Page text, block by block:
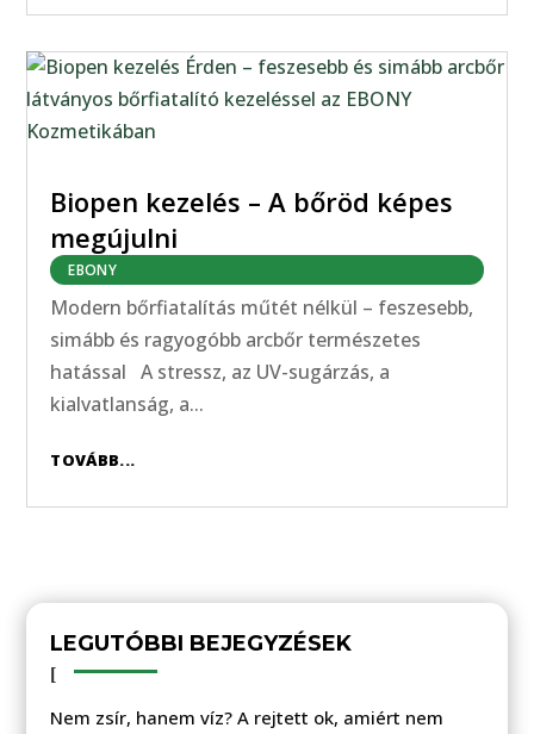
Biopen kezelés – A bőröd képes
megújulni
EBONY
Modern bőrfiatalítás műtét nélkül – feszesebb,
simább és ragyogóbb arcbőr természetes
hatással A stressz, az UV-sugárzás, a
kialvatlanság, a...
TOVÁBB...
LEGUTÓBBI BEJEGYZÉSEK
Nem zsír, hanem víz? A rejtett ok, amiért nem